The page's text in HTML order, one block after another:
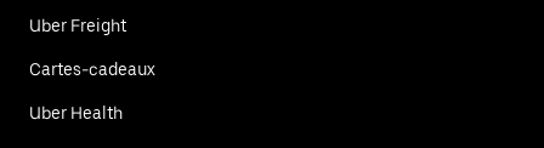
Uber Freight
Cartes-cadeaux
Uber Health